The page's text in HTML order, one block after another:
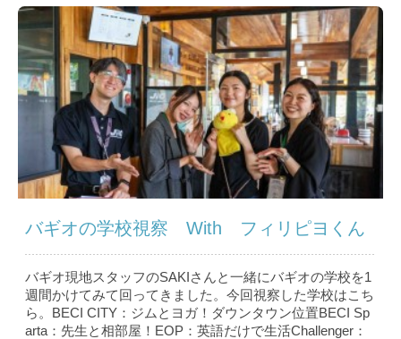
バギオの学校視察 With フィリピヨくん
バギオ現地スタッフのSAKIさんと一緒にバギオの学校を1
週間かけてみて回ってきました。今回視察した学校はこち
ら。BECI CITY：ジムとヨガ！ダウンタウン位置BECI Sp
arta：先生と相部屋！EOP：英語だけで生活Challenger：